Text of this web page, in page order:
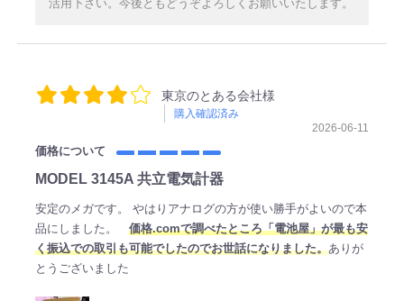
活用下さい。今後ともどうぞよろしくお願いいたします。
東京のとある会社様
購入確認済み
2026-06-11
価格について
MODEL 3145A 共立電気計器
安定のメガです。 やはりアナログの方が使い勝手がよいので本
品にしました。 価格.comで調べたところ「電池屋」が最も安
く振込での取引も可能でしたのでお世話になりました。ありが
とうございました